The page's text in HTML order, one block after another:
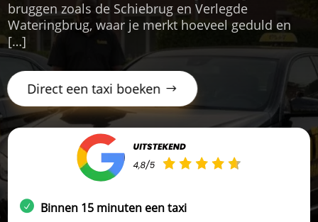
bruggen zoals de Schiebrug en Verlegde
Wateringbrug, waar je merkt hoeveel geduld en
[…]
Direct een taxi boeken
Binnen 15 minuten een taxi